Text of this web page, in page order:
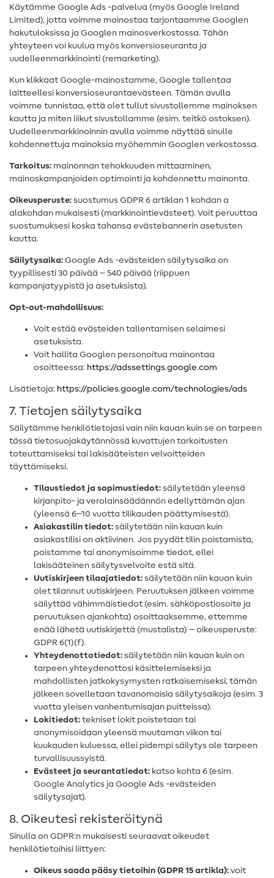
Käytämme Google Ads -palvelua (myös Google Ireland
Limited), jotta voimme mainostaa tarjontaamme Googlen
hakutuloksissa ja Googlen mainosverkostossa. Tähän
yhteyteen voi kuulua myös konversioseuranta ja
uudelleenmarkkinointi (remarketing).
Kun klikkaat Google-mainostamme, Google tallentaa
laitteellesi konversioseurantaevästeen. Tämän avulla
voimme tunnistaa, että olet tullut sivustollemme mainoksen
kautta ja miten liikut sivustollamme (esim. teitkö ostoksen).
Uudelleenmarkkinoinnin avulla voimme näyttää sinulle
kohdennettuja mainoksia myöhemmin Googlen verkostossa.
Tarkoitus: mainonnan tehokkuuden mittaaminen,
mainoskampanjoiden optimointi ja kohdennettu mainonta.
Oikeusperuste: suostumus GDPR 6 artiklan 1 kohdan a
alakohdan mukaisesti (markkinointievästeet). Voit peruuttaa
suostumuksesi koska tahansa evästebannerin asetusten
kautta.
Säilytysaika: Google Ads -evästeiden säilytysaika on
tyypillisesti 30 päivää – 540 päivää (riippuen
kampanjatyypistä ja asetuksista).
Opt-out-mahdollisuus:
Voit estää evästeiden tallentamisen selaimesi
asetuksista.
Voit hallita Googlen personoitua mainontaa
osoitteessa: https://adssettings.google.com
Lisätietoja: https://policies.google.com/technologies/ads
7. Tietojen säilytysaika
Säilytämme henkilötietojasi vain niin kauan kuin se on tarpeen
tässä tietosuojakäytännössä kuvattujen tarkoitusten
toteuttamiseksi tai lakisääteisten velvoitteiden
täyttämiseksi.
Tilaustiedot ja sopimustiedot: säilytetään yleensä
kirjanpito- ja verolainsäädännön edellyttämän ajan
(yleensä 6–10 vuotta tilikauden päättymisestä).
Asiakastilin tiedot: säilytetään niin kauan kuin
asiakastilisi on aktiivinen. Jos pyydät tilin poistamista,
poistamme tai anonymisoimme tiedot, ellei
lakisääteinen säilytysvelvoite estä sitä.
Uutiskirjeen tilaajatiedot: säilytetään niin kauan kuin
olet tilannut uutiskirjeen. Peruutuksen jälkeen voimme
säilyttää vähimmäistiedot (esim. sähköpostiosoite ja
peruutuksen ajankohta) osoittaaksemme, ettemme
enää lähetä uutiskirjettä (mustalista) – oikeusperuste:
GDPR 6(1)(f).
Yhteydenottotiedot: säilytetään niin kauan kuin on
tarpeen yhteydenottosi käsittelemiseksi ja
mahdollisten jatkokysymysten ratkaisemiseksi; tämän
jälkeen sovelletaan tavanomaisia säilytysaikoja (esim. 3
vuotta yleisen vanhentumisajan puitteissa).
Lokitiedot: tekniset lokit poistetaan tai
anonymisoidaan yleensä muutaman viikon tai
kuukauden kuluessa, ellei pidempi säilytys ole tarpeen
turvallisuussyistä.
Evästeet ja seurantatiedot: katso kohta 6 (esim.
Google Analytics ja Google Ads -evästeiden
säilytysajat).
8. Oikeutesi rekisteröitynä
Sinulla on GDPR:n mukaisesti seuraavat oikeudet
henkilötietoihisi liittyen:
Oikeus saada pääsy tietoihin (GDPR 15 artikla): voit